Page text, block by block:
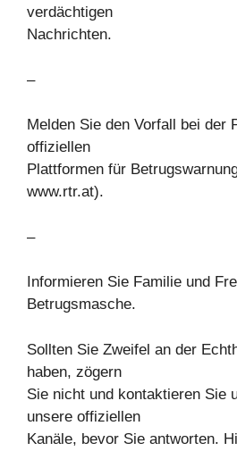
verdächtigen
Nachrichten.
–
Melden Sie den Vorfall bei der
offiziellen
Plattformen für
www.rtr.at).
–
Informieren Sie Familie und
Betrugsmasche.
Sollten Sie Zweifel an der
haben, zögern
Sie nicht und kontaktieren Sie
unsere offiziellen
Kanäle, bevor Sie antworten.